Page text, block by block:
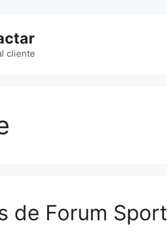
cliente
de Forum Sport